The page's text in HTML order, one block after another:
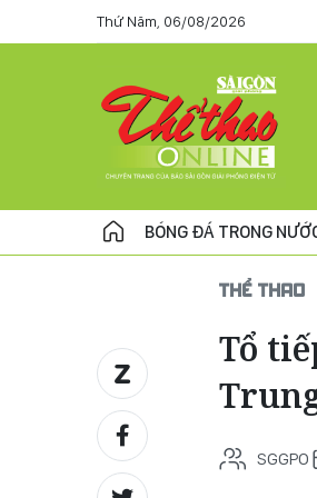
Thứ Năm, 06/08/2026
BÓNG ĐÁ TRONG
THỂ THAO
Tổ
SGGPO